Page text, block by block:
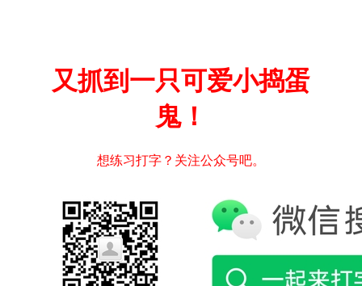
又抓到一只可爱小捣蛋
鬼！
想练习打字？关注公众号吧。